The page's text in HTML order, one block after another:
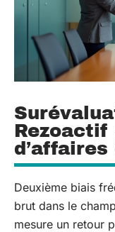
Deuxième biais
brut dans le
mesure un retour